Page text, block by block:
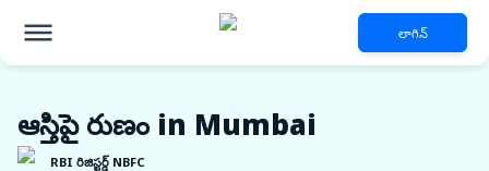
లాగిన్
ఆస్తిపై రుణం in Mumbai
RBI రిజిస్టర్డ్ NBFC